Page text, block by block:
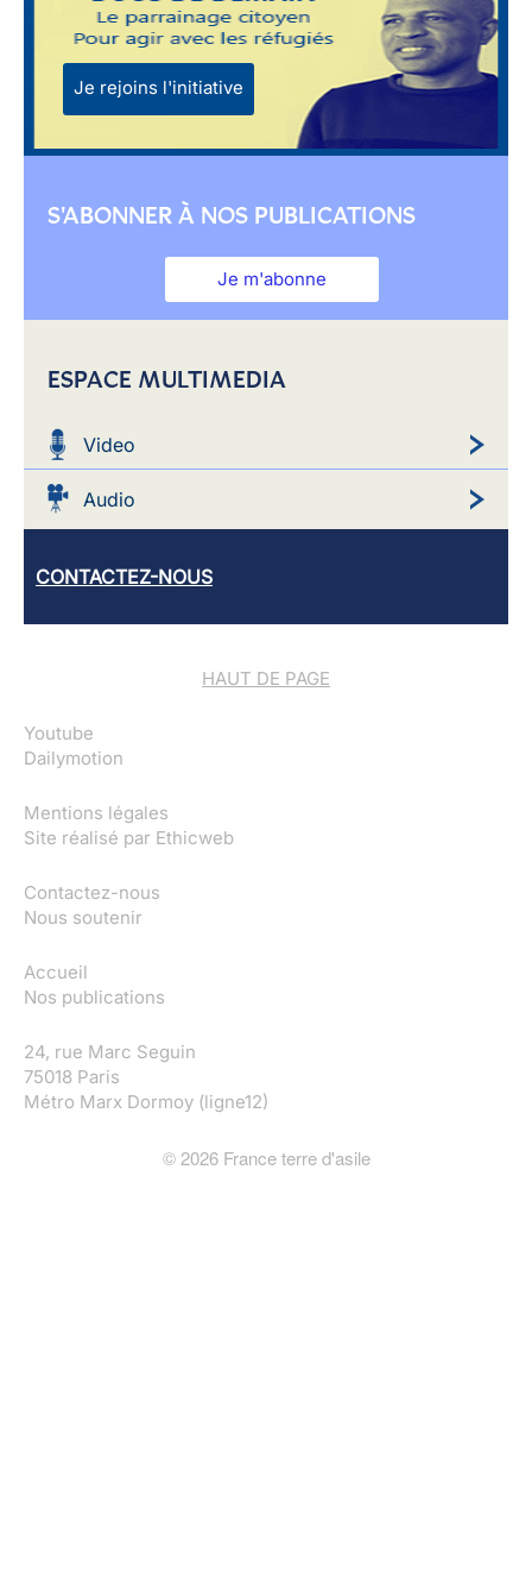
Je rejoins l'initiative
S'ABONNER À NOS PUBLICATIONS
Je m'abonne
ESPACE MULTIMEDIA
Video
Audio
CONTACTEZ-NOUS
HAUT DE PAGE
Youtube
Dailymotion
Mentions légales
Site réalisé par Ethicweb
Contactez-nous
Nous soutenir
Accueil
Nos publications
24, rue Marc Seguin
75018 Paris
Métro Marx Dormoy (ligne12)
© 2026France terre d'asile